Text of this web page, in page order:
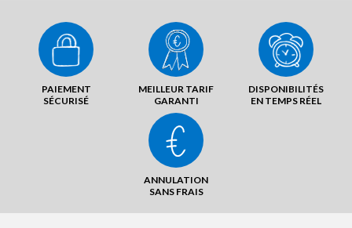
PAIEMENT
SÉCURISÉ
MEILLEUR TARIF
GARANTI
DISPONIBILITÉS
EN TEMPS RÉEL
ANNULATION
SANS FRAIS